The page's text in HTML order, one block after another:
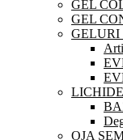
GEL
GEL
GELURI
OJA